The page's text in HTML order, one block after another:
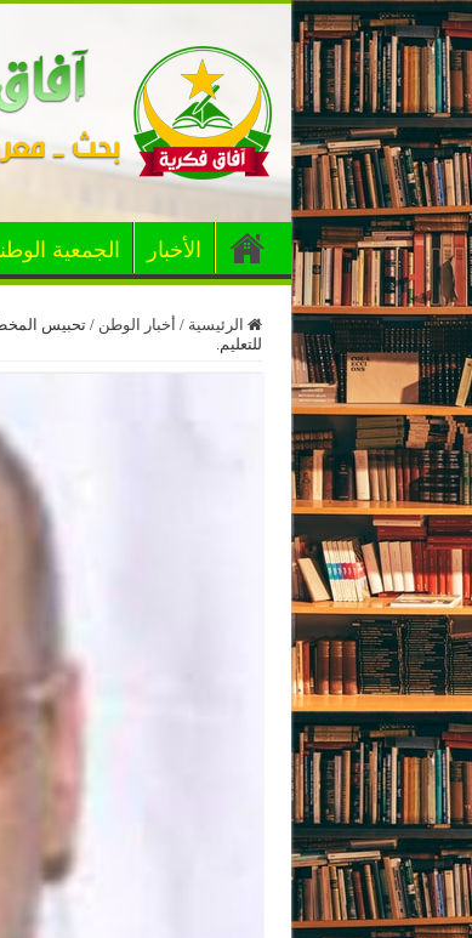
الأخبار الجمعية
الرئيسية / أخبار الوطن / تحبيس
للتعليم.